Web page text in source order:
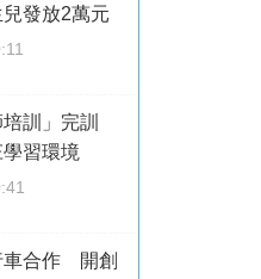
發放2萬元
培訓」完訓
習環境
車合作 開創